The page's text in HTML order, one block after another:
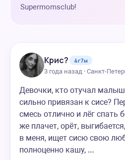
Supermomsclub!
Крис?
4г7м
3 года назад · Санкт-
Девочки, кто отучал
сильно привязан к сисе?
смесь отлично и лёг спать
же плачет, орёт,
в меня, ищет сисю свою
полноценно кашу, …